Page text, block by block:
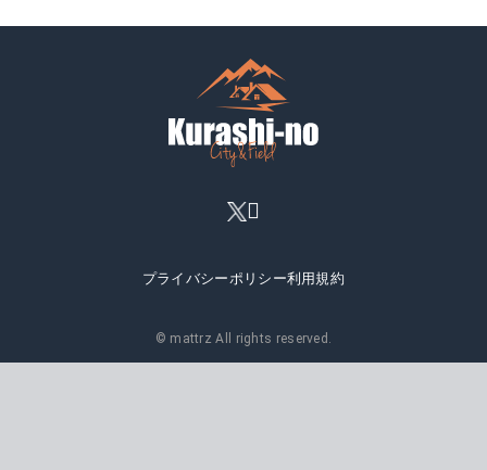
プライバシーポリシー利用規約
© mattrz All rights reserved.